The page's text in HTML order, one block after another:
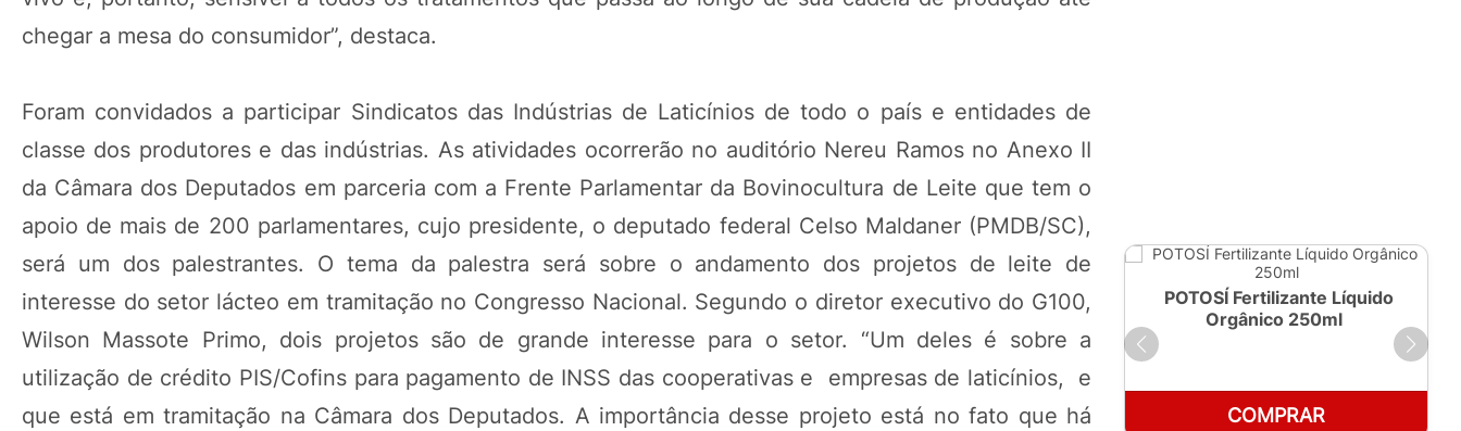
chegar a mesa do consumidor”, destaca.
Foram convidados a participar Sindicatos das Indústrias de Laticínios de todo o país e entidades de
classe dos produtores e das indústrias. As atividades ocorrerão no auditório Nereu Ramos no Anexo II
da Câmara dos Deputados em parceria com a Frente Parlamentar da Bovinocultura de Leite que tem o
apoio de mais de 200 parlamentares, cujo presidente, o deputado federal Celso Maldaner (PMDB/SC),
será um dos palestrantes. O tema da palestra será sobre o andamento dos projetos de leite de
interesse do setor lácteo em tramitação no Congresso Nacional. Segundo o diretor executivo do G100,
Wilson Massote Primo, dois projetos são de grande interesse para o setor. “Um deles é sobre a
utilização de crédito PIS/Cofins para pagamento de INSS das cooperativas e empresas de laticínios, e
que está em tramitação na Câmara dos Deputados. A importância desse projeto está no fato que há
POTOSÍ Fertilizante Líquido
COMPRAR
POTOSÍ Fertilizante Líquido
Orgânico 250ml
COMPRAR